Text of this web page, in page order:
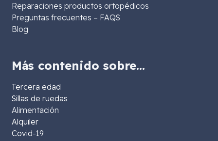
Reparaciones productos ortopédicos
Preguntas frecuentes – FAQS
Blog
Más contenido sobre…
Tercera edad
Sillas de ruedas
Alimentación
Alquiler
Covid-19